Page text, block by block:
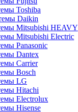
Toshiba
Daikin
Mitsubishi HEAVY
Mitsubishi Electric
Panasonic
Dantex
Carrier
Bosch
LG
Hitachi
Electrolux
Hisense